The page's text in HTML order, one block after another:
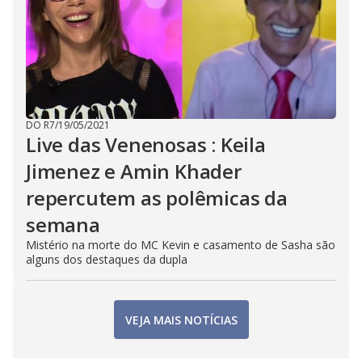
DO R7/19/05/2021
Live das Venenosas : Keila
Jimenez e Amin Khader
repercutem as polêmicas da
semana
Mistério na morte do MC Kevin e casamento de Sasha são
alguns dos destaques da dupla
VEJA MAIS NOTÍCIAS